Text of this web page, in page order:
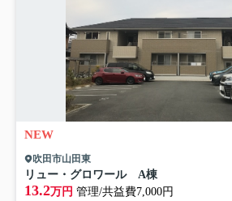
NEW
吹田市山田東
リュー・グロワール A棟
13.2万円 管理/共益費7,000円